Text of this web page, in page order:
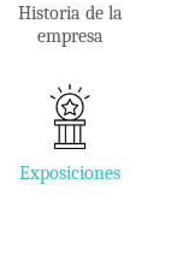
Historia de la
empresa
Exposiciones